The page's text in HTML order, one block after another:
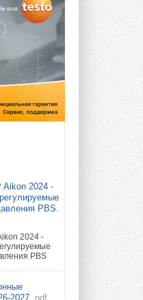
Aikon 2024 -
PBS.
2024 -
PBS
2027. pdf,